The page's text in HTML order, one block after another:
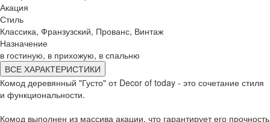
Акация
Стиль
Классика, Франзузский, Прованс, Винтаж
Назначение
в гостиную, в прихожую, в спальню
ВСЕ ХАРАКТЕРИСТИКИ
Комод деревянный "Густо" от Decor of today - это сочетание стиля
и функциональности.
Комод выполнен из массива акации, что гарантирует его прочность